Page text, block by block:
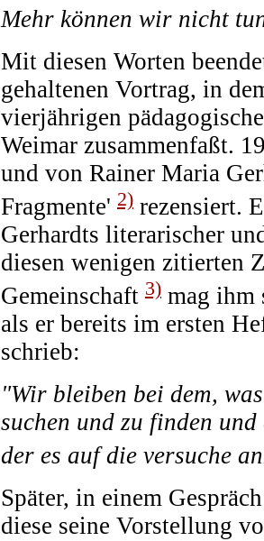
Mehr können wir nicht
Mit diesen Worten
gehaltenen Vortrag, in
vierjährigen
Weimar zusammenfaßt.
und von Rainer Maria
Fragmente' 2) rezensiert.
Gerhardts literarischer
diesen wenigen zitierten
Gemeinschaft 3) mag ihm
als er bereits im ersten
schrieb:
"Wir bleiben bei dem,
suchen und zu finden
der es auf die versuche
Später, in einem
diese seine Vorstellung